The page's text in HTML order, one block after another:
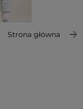
Strona główna